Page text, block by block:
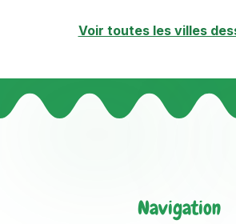
Voir toutes les villes
Navigation